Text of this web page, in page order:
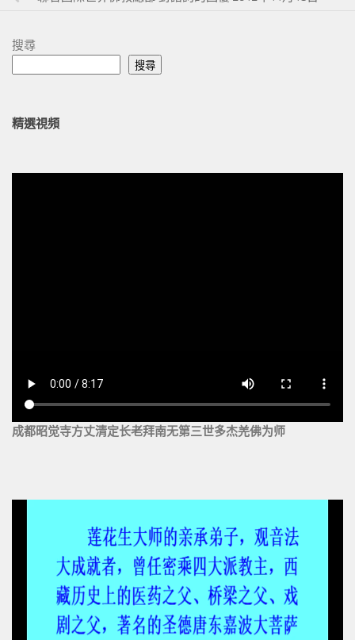
搜尋
搜尋
精選視頻
成都昭觉寺方丈清定长老拜南无第三世多杰羌佛为师